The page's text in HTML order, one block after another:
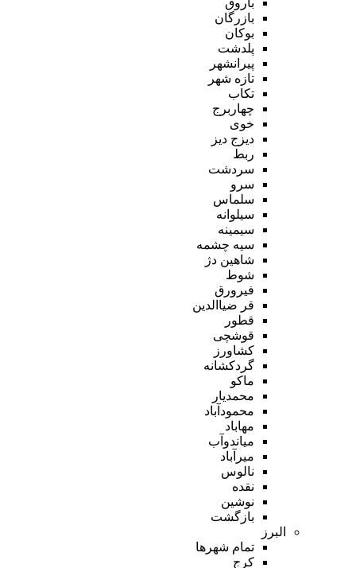
بازرگان
بوکان
پلدشت
پیرانشهر
تازه شهر
تکاب
چهاربرج
خوی
دیزج دیز
ربط
سردشت
سرو
سلماس
سیلوانه
سیمینه
سیه چشمه
شاهین دژ
شوط
فیرورق
قر ضیاالدین
قطور
قوشچی
کشاورز
گردکشانه
ماکو
محمدیار
محمودآباد
مهاباد
میاندوآب
میرآباد
نالوس
نقده
نوشین
بازگشت
البرز
تمام شهر‌ها
کرج